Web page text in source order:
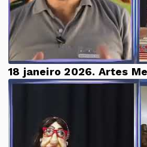
18 janeiro 2026. Artes